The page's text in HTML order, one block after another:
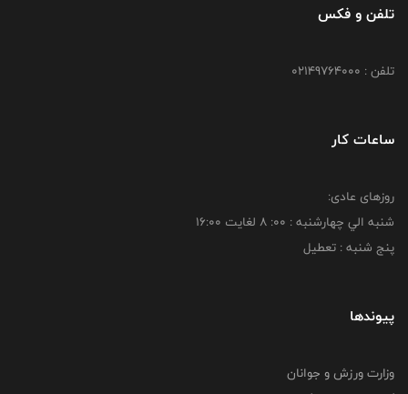
تلفن و فکس
تلفن : 02149764000
ساعات کار
روزهای عادی:
شنبه الي چهارشنبه : 00: 8 لغايت 16:00
پنج شنبه : تعطیل
پیوندها
وزارت ورزش و جوانان